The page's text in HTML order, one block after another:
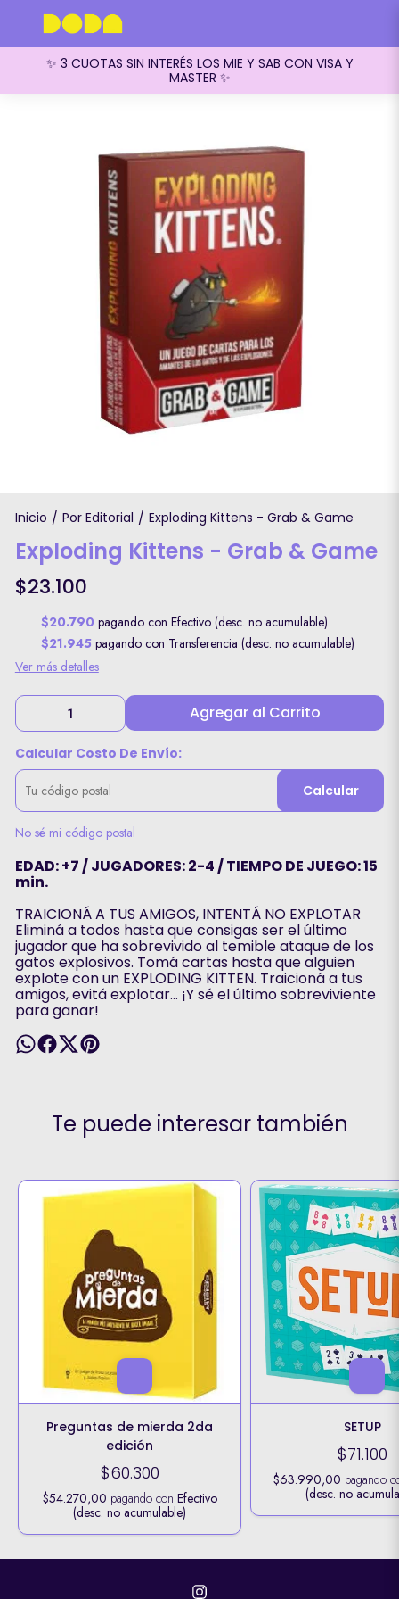
✨ 3 CUOTAS SIN INTERÉS LOS MIE Y SAB CON VISA Y
MASTER ✨
Inicio / Por Editorial / Exploding Kittens - Grab & Game
Exploding Kittens - Grab & Game
$23.100
$20.790 pagando con Efectivo (desc. no acumulable)
$21.945 pagando con Transferencia (desc. no acumulable)
Ver más detalles
Agregar al Carrito
Calcular Costo De Envío:
Calcular
No sé mi código postal
EDAD: +7 / JUGADORES: 2-4 / TIEMPO DE JUEGO: 15
min.
TRAICIONÁ A TUS AMIGOS, INTENTÁ NO EXPLOTAR
Eliminá a todos hasta que consigas ser el último
jugador que ha sobrevivido al temible ataque de los
gatos explosivos. Tomá cartas hasta que alguien
explote con un EXPLODING KITTEN. Traicioná a tus
amigos, evitá explotar… ¡Y sé el último sobreviviente
para ganar!
Te puede interesar también
Preguntas de mierda 2da
edición
$60.300
$54.270,00 pagando con Efectivo
(desc. no acumulable)
SETUP
$71.100
$63.990,00 pagando
(desc. no